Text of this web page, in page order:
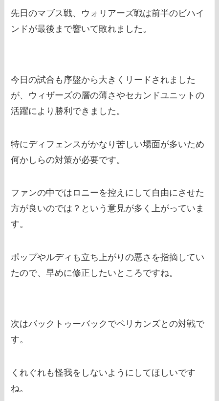
先日のマブス戦、ウォリアーズ戦は前半のビハイ
ンドが最後まで響いて敗れました。
今日の試合も序盤から大きくリードされました
が、ウィザーズの層の薄さやセカンドユニットの
活躍により勝利できました。
特にディフェンスがかなり苦しい場面が多いため
何かしらの対策が必要です。
ファンの中ではロニーを控えにして自由にさせた
方が良いのでは？という意見が多く上がっていま
す。
ポップやルディも立ち上がりの悪さを指摘してい
たので、早めに修正したいところですね。
次はバックトゥーバックでペリカンズとの対戦で
す。
くれぐれも怪我をしないようにしてほしいです
ね。